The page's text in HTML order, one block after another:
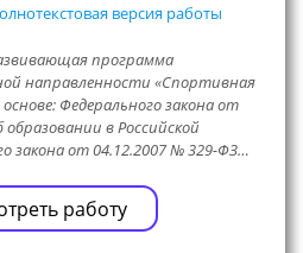
версия работы
программа
направленности «Спортивная
Федерального закона от
в Российской
закона от 04.12.2007 № 329-ФЗ…
работу